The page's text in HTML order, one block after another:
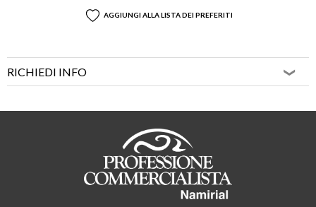
AGGIUNGI ALLA LISTA DEI PREFERITI
RICHIEDI INFO